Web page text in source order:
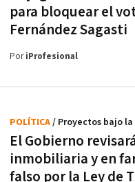
para bloquear el
Fernández Sagasti
PoriProfesional
El Gobierno
inmobiliaria y en
falso por la Ley de
POLÍTICA/ Proyectos bajo la